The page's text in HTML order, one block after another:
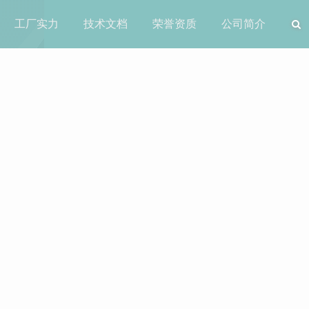
工厂实力 技术文档 荣誉资质 公司简介